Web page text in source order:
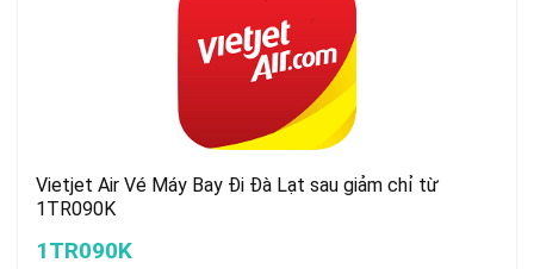
Vietjet Air Vé Máy Bay Đi Đà Lạt sau giảm chỉ từ
1TR090K
1TR090K